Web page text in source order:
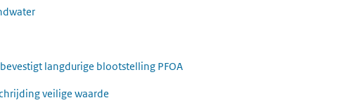
langdurige blootstelling PFOA
veilige waarde